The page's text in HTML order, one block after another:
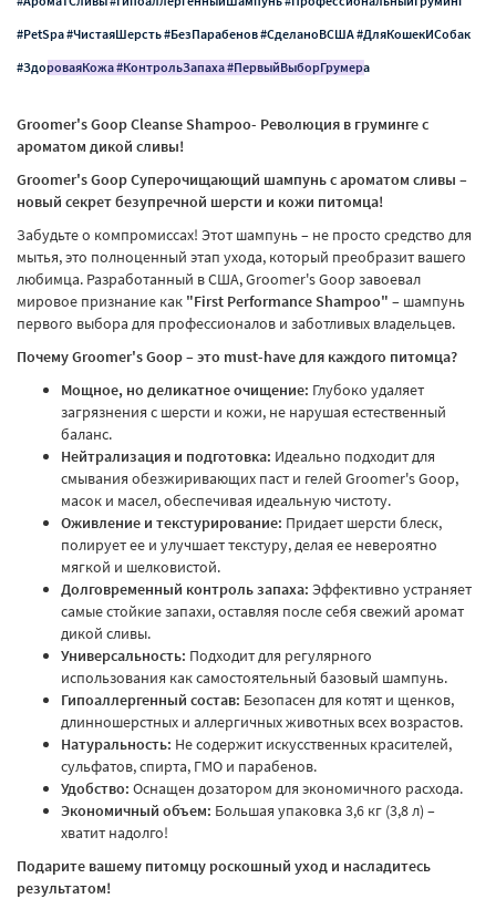
#PetSpa #ЧистаяШерсть #БезПарабенов #СделаноВСША #ДляКошекИСобак
#ЗдороваяКожа #КонтрольЗапаха #ПервыйВыборГрумера
Groomer's Goop Cleanse Shampoo- Революция в груминге с
ароматом дикой сливы!
Groomer's Goop Суперочищающий шампунь с ароматом сливы –
новый секрет безупречной шерсти и кожи питомца!
Забудьте о компромиссах! Этот шампунь – не просто средство для
мытья, это полноценный этап ухода, который преобразит вашего
любимца. Разработанный в США, Groomer's Goop завоевал
мировое признание как "First Performance Shampoo" – шампунь
первого выбора для профессионалов и заботливых владельцев.
Почему Groomer's Goop – это must-have для каждого питомца?
Мощное, но деликатное очищение: Глубоко удаляет
загрязнения с шерсти и кожи, не нарушая естественный
баланс.
Нейтрализация и подготовка: Идеально подходит для
смывания обезжиривающих паст и гелей Groomer's Goop,
масок и масел, обеспечивая идеальную чистоту.
Оживление и текстурирование: Придает шерсти блеск,
полирует ее и улучшает текстуру, делая ее невероятно
мягкой и шелковистой.
Долговременный контроль запаха: Эффективно устраняет
самые стойкие запахи, оставляя после себя свежий аромат
дикой сливы.
Универсальность: Подходит для регулярного
использования как самостоятельный базовый шампунь.
Гипоаллергенный состав: Безопасен для котят и щенков,
длинношерстных и аллергичных животных всех возрастов.
Натуральность: Не содержит искусственных красителей,
сульфатов, спирта, ГМО и парабенов.
Удобство: Оснащен дозатором для экономичного расхода.
Экономичный объем: Большая упаковка 3,6 кг (3,8 л) –
хватит надолго!
Подарите вашему питомцу роскошный уход и насладитесь
результатом!